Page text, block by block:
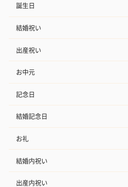
誕生日
結婚祝い
出産祝い
お中元
記念日
結婚記念日
お礼
結婚内祝い
出産内祝い